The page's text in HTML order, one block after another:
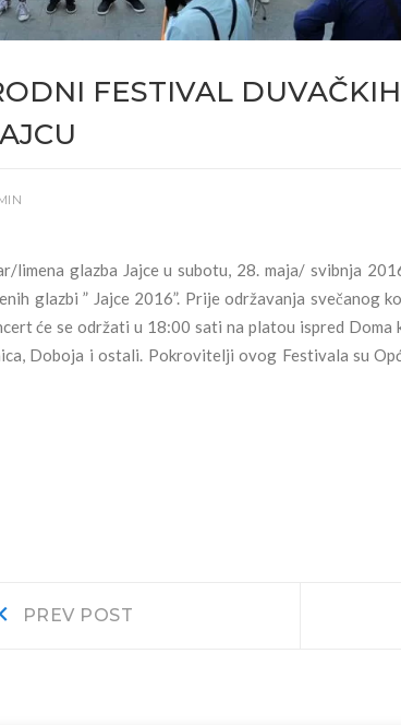
FESTIVAL
limena glazba Jajce u subotu, 28. maja/ svibnja
glazbi ” Jajce 2016”. Prije održavanja svečanog
će se održati u 18:00 sati na platou ispred
Doboja i ostali. Pokrovitelji ovog Festivala su
PREV POST